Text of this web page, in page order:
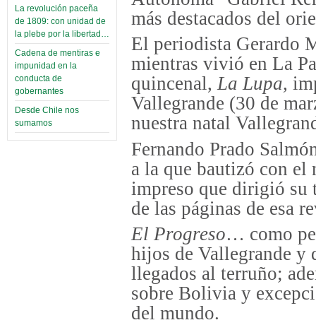
La revolución paceña
de 1809: con unidad de
la plebe por la libertad…
Cadena de mentiras e
impunidad en la
conducta de
gobernantes
Desde Chile nos
sumamos
más destacados del
El periodista Gerardo
mientras vivió en La
quincenal,La Lupa,
Vallegrande (30 de
nuestra natal
Fernando Prado
a la que bautizó con el
impreso que dirigió su
de las páginas de esa
El Progreso… como
hijos de Vallegrande y
llegados al terruño;
sobre Bolivia y
del mundo.